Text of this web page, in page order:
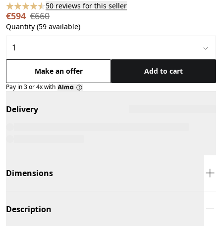
50 reviews for this seller
€594 €660
Quantity (59 available)
Make an offer Add to cart
Pay in 3 or 4x with
Delivery
Dimensions
Description